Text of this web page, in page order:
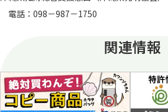
電話：098－987－1750
関連情報